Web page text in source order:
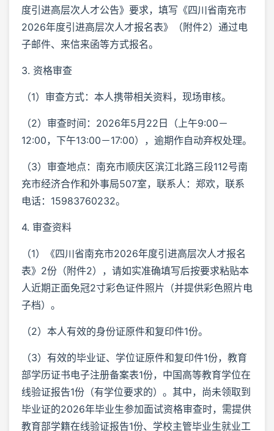
度引进高层次人才公告》要求，填写《四川省南充市
2026年度引进高层次人才报名表》（附件2）通过电
子邮件、来信来函等方式报名。
3. 资格审查
（1）审查方式：本人携带相关资料，现场审核。
（2）审查时间：2026年5月22日（上午9:00－
12:00，下午13:00－17:00），逾期作自动弃权处理。
（3）审查地点：南充市顺庆区滨江北路三段112号南
充市经济合作和外事局507室，联系人：郑欢，联系
电话：15983760232。
4. 审查资料
（1）《四川省南充市2026年度引进高层次人才报名
表》2份（附件2），请如实准确填写后按要求粘贴本
人近期正面免冠2寸彩色证件照片（并提供彩色照片电
子档）。
（2）本人有效的身份证原件和复印件1份。
（3）有效的毕业证、学位证原件和复印件1份，教育
部学历证书电子注册备案表1份，中国高等教育学位在
线验证报告1份（有学位要求的）。其中，尚未领取到
毕业证的2026年毕业生参加面试资格审查时，需提供
教育部学籍在线验证报告1份、学校主管毕业生就业工